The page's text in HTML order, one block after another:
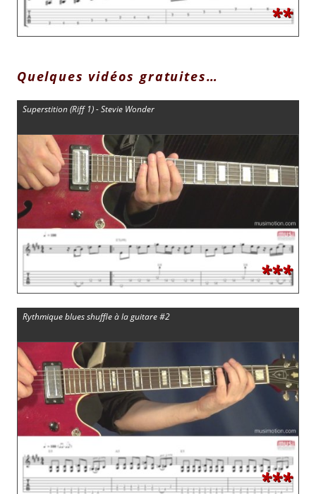
**
Quelques vidéos gratuites…
Superstition (Riff 1) - Stevie Wonder
***
Rythmique blues shuffle à la guitare #2
***